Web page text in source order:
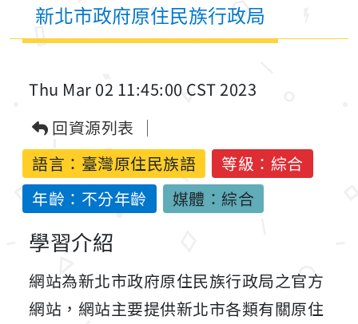
新北市政府原住民族行政局
Thu Mar 02 11:45:00 CST 2023
回資源列表
語言： 臺灣原住民族語
等級：綜合
年齡：不分年齡
媒體：綜合
學習介紹
網站為新北市政府原住民族行政局之官方
網站，網站主要提供新北市各類有關原住